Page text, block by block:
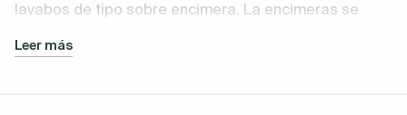
lavabos de tipo sobre encimera. La encimeras se
colocar así sobre este un
Leer más